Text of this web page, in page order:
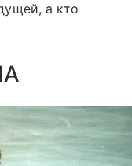
а кто